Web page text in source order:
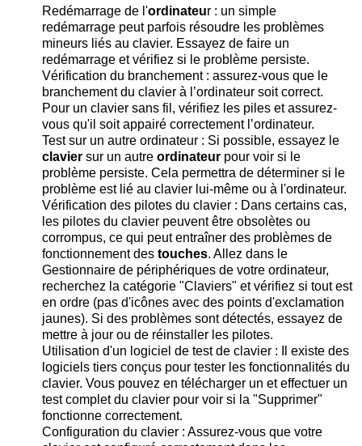
Redémarrage de l'ordinateur : un simple
redémarrage peut parfois résoudre les problèmes
mineurs liés au clavier. Essayez de faire un
redémarrage et vérifiez si le problème persiste.
Vérification du branchement : assurez-vous que le
branchement du clavier à l’ordinateur soit correct.
Pour un clavier sans fil, vérifiez les piles et assurez-
vous qu'il soit appairé correctement l’ordinateur.
Test sur un autre ordinateur : Si possible, essayez le
clavier sur un autre ordinateur pour voir si le
problème persiste. Cela permettra de déterminer si le
problème est lié au clavier lui-même ou à l'ordinateur.
Vérification des pilotes du clavier : Dans certains cas,
les pilotes du clavier peuvent être obsolètes ou
corrompus, ce qui peut entraîner des problèmes de
fonctionnement des touches. Allez dans le
Gestionnaire de périphériques de votre ordinateur,
recherchez la catégorie "Claviers" et vérifiez si tout est
en ordre (pas d'icônes avec des points d'exclamation
jaunes). Si des problèmes sont détectés, essayez de
mettre à jour ou de réinstaller les pilotes.
Utilisation d'un logiciel de test de clavier : Il existe des
logiciels tiers conçus pour tester les fonctionnalités du
clavier. Vous pouvez en télécharger un et effectuer un
test complet du clavier pour voir si la "Supprimer"
fonctionne correctement.
Configuration du clavier : Assurez-vous que votre